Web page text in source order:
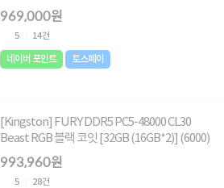
969,000원
5 14건
네이버 포인트 토스페이
[Kingston] FURY DDR5 PC5-48000 CL30
Beast RGB 블랙 코잇 [32GB (16GB*2)] (6000)
993,960원
5 28건